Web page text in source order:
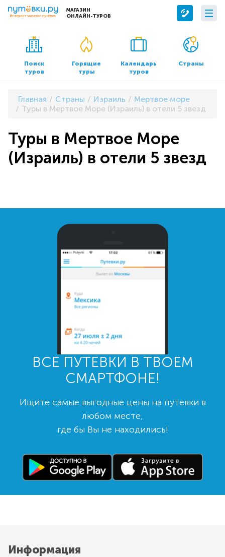
МАГАЗИН
ОНЛАЙН-ТУРОВ
Сервисы
Бронирование отелей
Трансфер
О компании
О нас
Контакты
Документы и реквизиты
Поиск
туров
Горящие
туры
Календарь
туров
Страны
Главная Страны Израиль
Мертвое море
Туры в Мертвое Море (Израиль) в отели 5 звезд
Туры в Мертвое Море
(Израиль) в отели 5 звезд
ВСЕ ПУТЕВКИ В ТВОЕМ
СМАРТФОНЕ!
Ищите самые выгодные цены на путевки в
любом месте,
где бы Вы не находились!
Информация